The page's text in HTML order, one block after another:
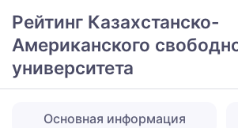
Рейтинг Казахстанско-
Американского
университета
Основная информация